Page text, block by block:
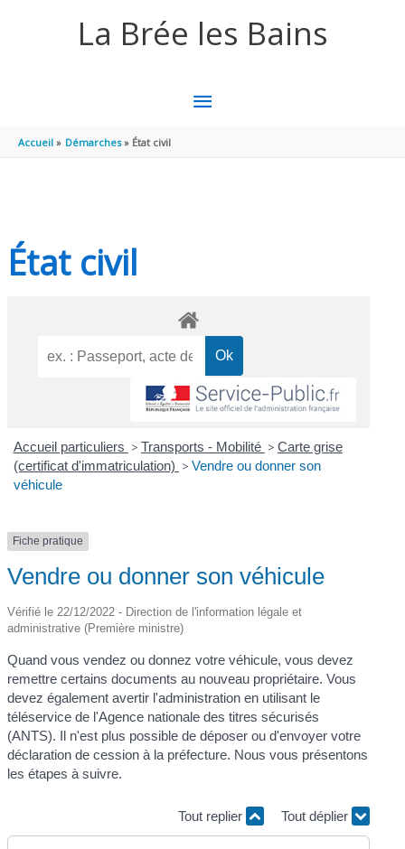
La Brée les Bains
MENU
Accueil Démarches État civil
État civil
Accueil particuliers > Transports - Mobilité > Carte grise
(certificat d'immatriculation) > Vendre ou donner son
véhicule
Fiche pratique
Vendre ou donner son véhicule
Vérifié le 22/12/2022 - Direction de l'information légale et
administrative (Première ministre)
Quand vous vendez ou donnez votre véhicule, vous devez
remettre certains documents au nouveau propriétaire. Vous
devez également avertir l'administration en utilisant le
téléservice de l'Agence nationale des titres sécurisés
(ANTS). Il n'est plus possible de déposer ou d'envoyer votre
déclaration de cession à la préfecture. Nous vous présentons
les étapes à suivre.
Tout replier Tout déplier